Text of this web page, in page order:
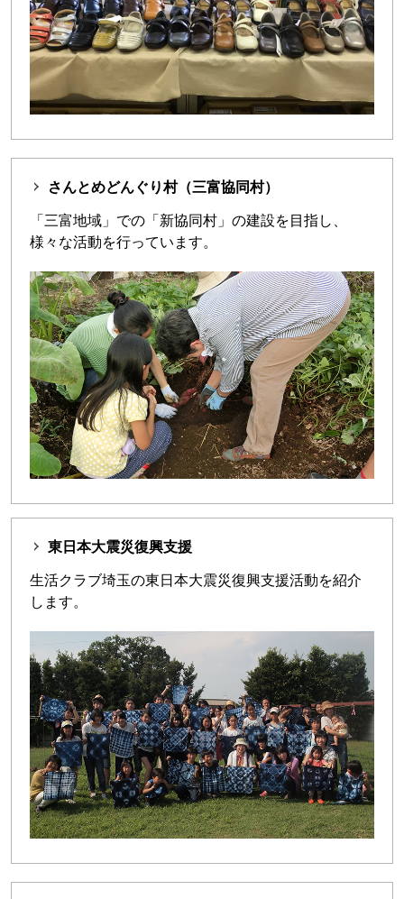
さんとめどんぐり村（三富協同村）
「三富地域」での「新協同村」の建設を目指し、
様々な活動を行っています。
東日本大震災復興支援
生活クラブ埼玉の東日本大震災復興支援活動を紹介
します。